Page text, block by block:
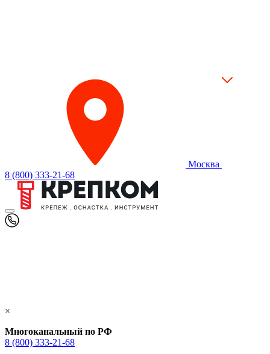
Москва
8 (800) 333-21-68
×
Многоканальный по РФ
8 (800) 333‑21-68